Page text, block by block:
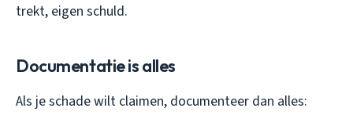
trekt, eigen schuld.
Documentatie is alles
Als je schade wilt claimen, documenteer dan alles: